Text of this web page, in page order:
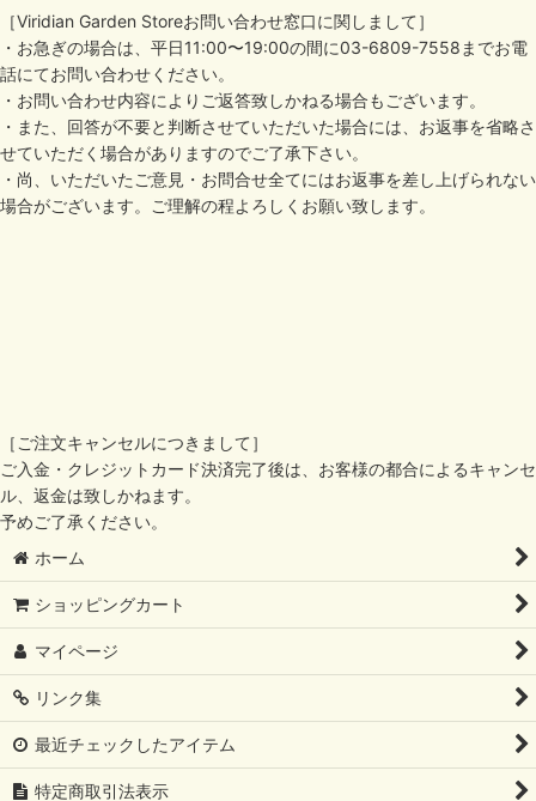
［Viridian Garden Storeお問い合わせ窓口に関しまして］
・お急ぎの場合は、平日11:00〜19:00の間に03-6809-7558までお電
話にてお問い合わせください。
・お問い合わせ内容によりご返答致しかねる場合もございます。
・また、回答が不要と判断させていただいた場合には、お返事を省略さ
せていただく場合がありますのでご了承下さい。
・尚、いただいたご意見・お問合せ全てにはお返事を差し上げられない
場合がございます。ご理解の程よろしくお願い致します。
［ご注文キャンセルにつきまして］
ご入金・クレジットカード決済完了後は、お客様の都合によるキャンセ
ル、返金は致しかねます。
予めご了承ください。
ホーム
ショッピングカート
マイページ
リンク集
最近チェックしたアイテム
特定商取引法表示